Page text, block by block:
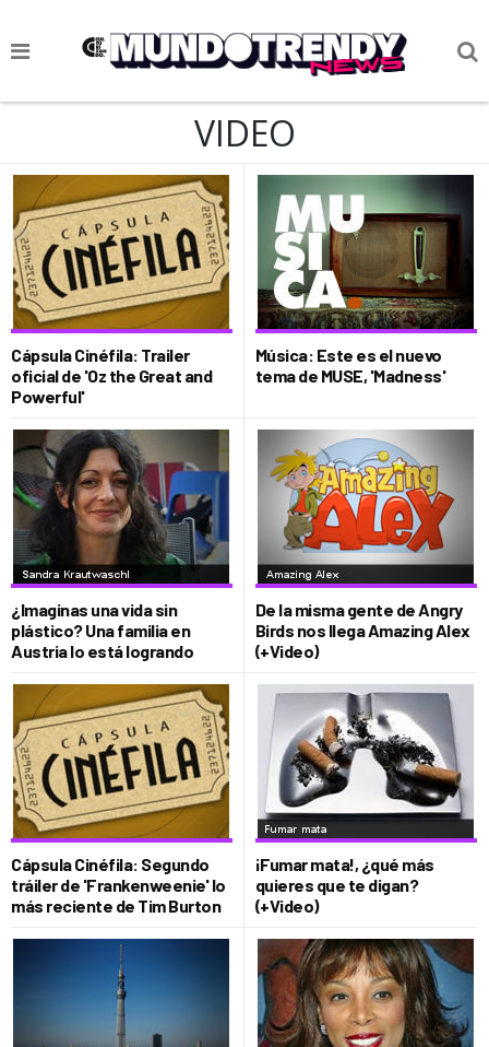
NOTICIAS
CIENCIA Y TECNOLOGÍA
VIDA
SOCIEDAD
CULTURIZANDO.COM
VIDEO
Cápsula Cinéfila: Trailer
oficial de 'Oz the Great and
Powerful'
Música: Este es el nuevo
tema de MUSE, 'Madness'
¿Imaginas una vida sin
plástico? Una familia en
Austria lo está logrando
De la misma gente de Angry
Birds nos llega Amazing Alex
(+Video)
Cápsula Cinéfila: Segundo
tráiler de 'Frankenweenie' lo
más reciente de Tim Burton
¡Fumar mata!, ¿qué más
quieres que te digan?
(+Video)